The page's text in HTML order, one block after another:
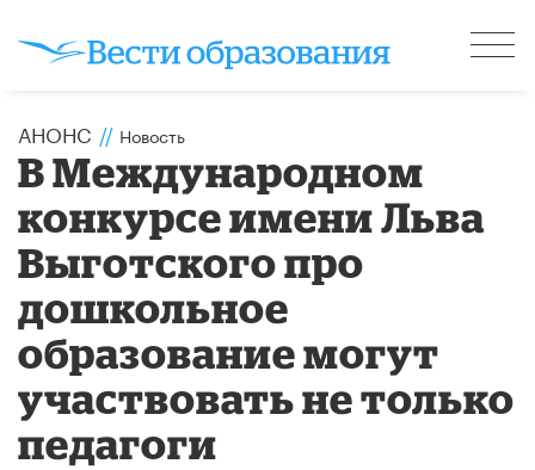
АНОНС // Новость
В Международном
конкурсе имени Льва
Выготского про
дошкольное
образование могут
участвовать не только
педагоги